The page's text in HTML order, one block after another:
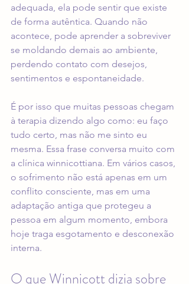
adequada, ela pode sentir que existe
de forma autêntica. Quando não
acontece, pode aprender a sobreviver
se moldando demais ao ambiente,
perdendo contato com desejos,
sentimentos e espontaneidade.
É por isso que muitas pessoas chegam
à terapia dizendo algo como: eu faço
tudo certo, mas não me sinto eu
mesma. Essa frase conversa muito com
a clínica winnicottiana. Em vários casos,
o sofrimento não está apenas em um
conflito consciente, mas em uma
adaptação antiga que protegeu a
pessoa em algum momento, embora
hoje traga esgotamento e desconexão
interna.
O que Winnicott dizia sobre